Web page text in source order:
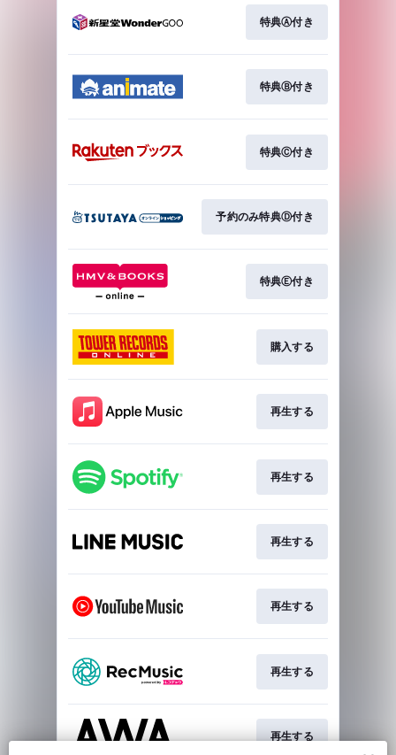
特典Ⓐ付き
特典Ⓑ付き
特典Ⓒ付き
予約のみ特典Ⓓ付き
特典Ⓔ付き
購入する
再生する
再生する
再生する
再生する
再生する
再生する